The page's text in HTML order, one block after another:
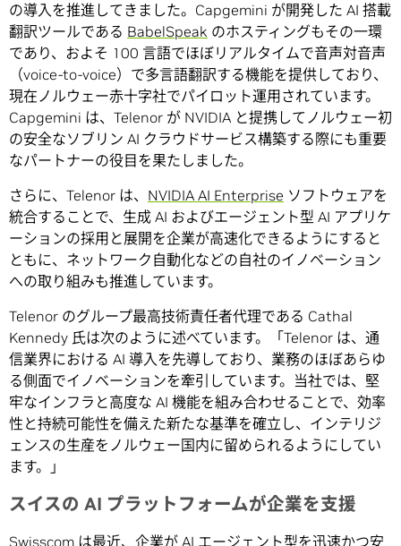
の導入を推進してきました。Capgemini が開発した AI 搭載
翻訳ツールである BabelSpeak のホスティングもその一環
であり、およそ 100 言語でほぼリアルタイムで音声対音声
（voice-to-voice）で多言語翻訳する機能を提供しており、
現在ノルウェー赤十字社でパイロット運用されています。
Capgemini は、Telenor が NVIDIA と提携してノルウェー初
の安全なソブリン AI クラウドサービス構築する際にも重要
なパートナーの役目を果たしました。
さらに、Telenor は、 NVIDIA AI Enterprise ソフトウェアを
統合することで、生成 AI およびエージェント型 AI アプリケ
ーションの採用と展開を企業が高速化できるようにすると
ともに、ネットワーク自動化などの自社のイノベーション
への取り組みも推進しています。
Telenor のグループ最高技術責任者代理である Cathal
Kennedy 氏は次のように述べています。「Telenor は、通
信業界における AI 導入を先導しており、業務のほぼあらゆ
る側面でイノベーションを牽引しています。当社では、堅
牢なインフラと高度な AI 機能を組み合わせることで、効率
性と持続可能性を備えた新たな基準を確立し、インテリジ
ェンスの生産をノルウェー国内に留められるようにしてい
ます。」
スイスの AI プラットフォームが企業を支援
Swisscom は最近、企業が AI エージェント型を迅速かつ安